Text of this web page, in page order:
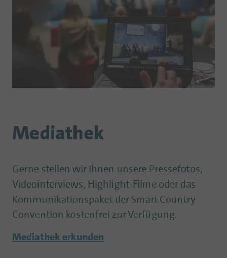
Mediathek
Gerne stellen wir Ihnen unsere Pressefotos,
Videointerviews, Highlight-Filme oder das
Kommunikationspaket der Smart Country
Convention kostenfrei zur Verfügung.
Mediathek erkunden